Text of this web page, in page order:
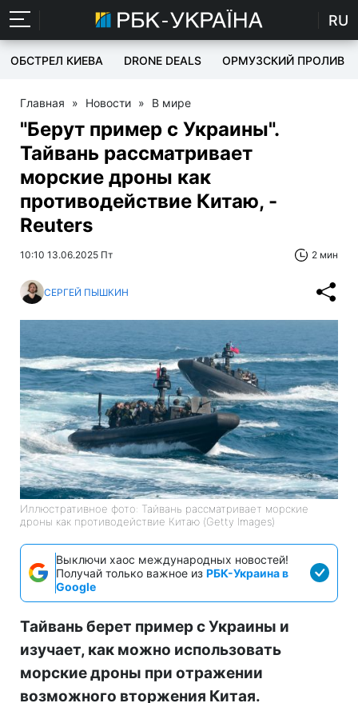
RU
ОБСТРЕЛ КИЕВА DRONE DEALS ОРМУЗСКИЙ ПРОЛИВ
Главная » Новости » В мире
"Берут пример с Украины".
Тайвань рассматривает
морские дроны как
противодействие Китаю, -
Reuters
10:10 13.06.2025 Пт 2 мин
СЕРГЕЙ ПЫШКИН
Иллюстративное фото: Тайвань рассматривает морские
дроны как противодействие Китаю (Getty Images)
Выключи хаос международных новостей!
Получай только важное из РБК-Украина в
Google
Тайвань берет пример с Украины и
изучает, как можно использовать
морские дроны при отражении
возможного вторжения Китая.